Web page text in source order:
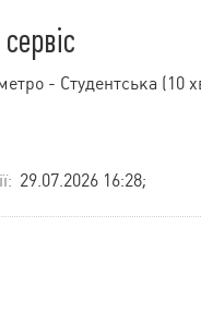
- Студентська (10
29.07.2026 16:28;